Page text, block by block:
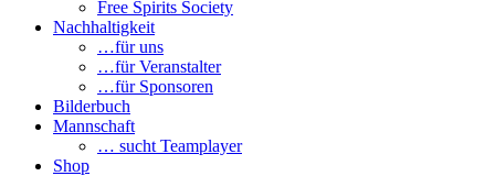
Free Spirits Society
Nachhaltigkeit
…für uns
…für Veranstalter
…für Sponsoren
Bilderbuch
Mannschaft
… sucht Teamplayer
Shop